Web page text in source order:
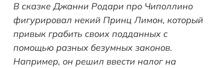
В сказке Джанни Родари про Чиполлино
фигурировал некий Принц Лимон, который
привык грабить своих подданных с
помощью разных безумных законов.
Например, он решил ввести налог на